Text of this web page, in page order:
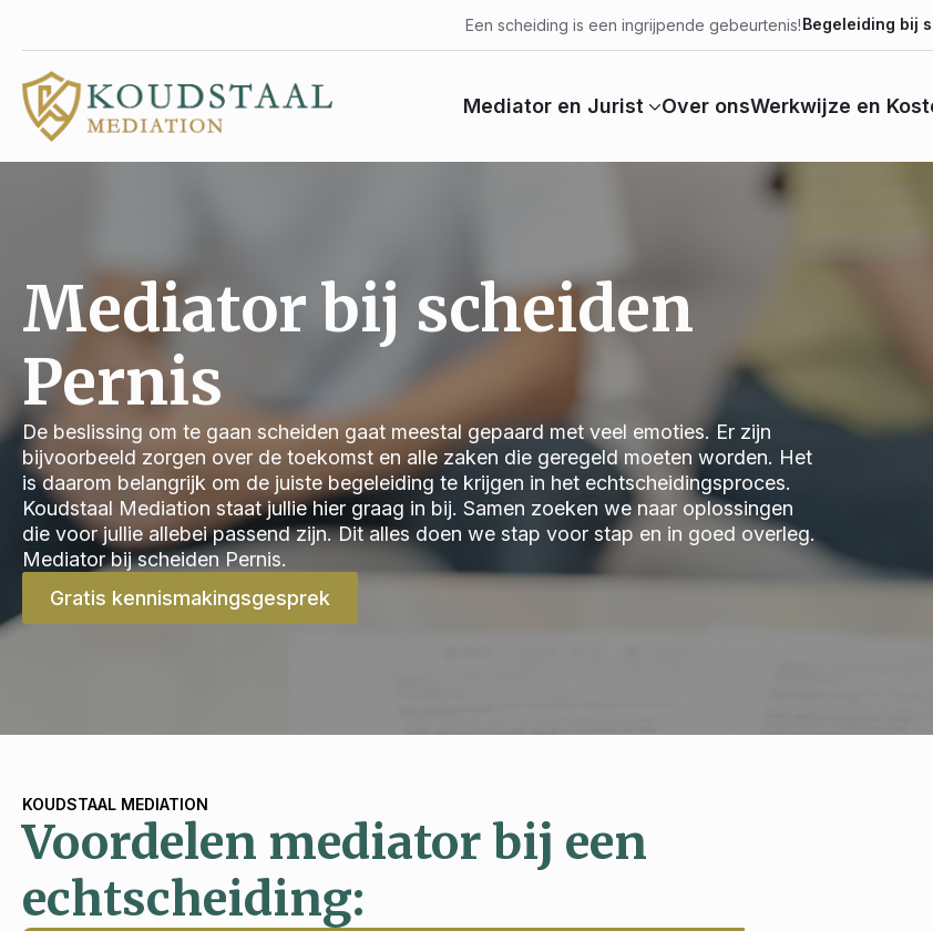
Een scheiding is een ingrijpende gebeurtenis!Begeleiding bij
Mediator en Jurist Over onsWerkwijze en
Mediator bij scheiden
Pernis
De beslissing om te gaan scheiden gaat meestal gepaard met veel emoties. Er zijn
bijvoorbeeld zorgen over de toekomst en alle zaken die geregeld moeten worden. Het
is daarom belangrijk om de juiste begeleiding te krijgen in het echtscheidingsproces.
Koudstaal Mediation staat jullie hier graag in bij. Samen zoeken we naar oplossingen
die voor jullie allebei passend zijn. Dit alles doen we stap voor stap en in goed overleg.
Mediator bij scheiden Pernis.
Gratis kennismakingsgesprek
KOUDSTAAL MEDIATION
Voordelen mediator bij een
echtscheiding: